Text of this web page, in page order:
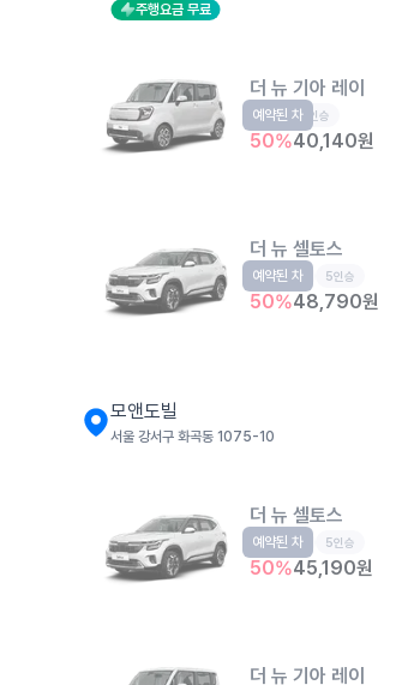
주행요금 무료
더 뉴 기아 레이
경형 5인승
50%40,140원
예약된 차
더 뉴 셀토스
소형SUV 5인승
50%48,790원
예약된 차
모앤도빌
서울 강서구 화곡동 1075-10
더 뉴 셀토스
소형SUV 5인승
50%45,190원
예약된 차
더 뉴 기아 레이